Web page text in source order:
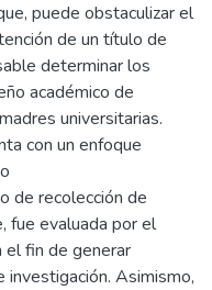
puede obstaculizar el
de un título de
determinar los
académico de
universitarias.
con un enfoque
de recolección de
fue evaluada por el
el fin de generar
Asimismo,